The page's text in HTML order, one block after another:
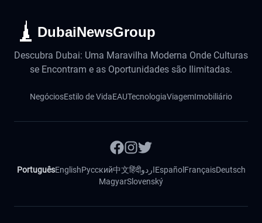
DubaiNewsGroup
Descubra Dubai: Uma Maravilha Moderna Onde Culturas
se Encontram e as Oportunidades são Ilimitadas.
NegóciosEstilo de VidaEAUTecnologiaViagemImobiliário
PortuguêsEnglishРусский中文हिंदीاردوEspañol FrançaisDeutsch
MagyarSlovenský